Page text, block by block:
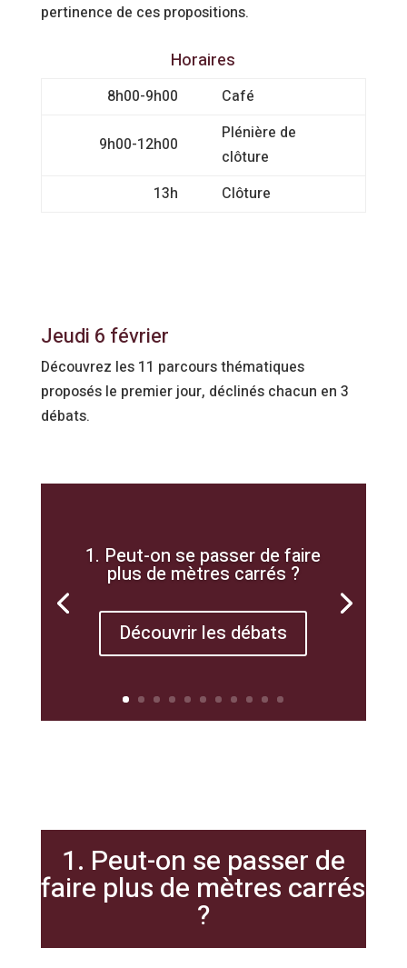
pertinence de ces propositions.
Horaires
8h00-9h00 Café
9h00-12h00
Plénière de
clôture
13h
Clôture
Jeudi 6 février
Découvrez les 11 parcours thématiques
proposés le premier jour, déclinés chacun en 3
débats.
1. Peut-on se passer de faire
plus de mètres carrés ?
Découvrir les débats
1. Peut-on se passer de
faire plus de mètres carrés
?